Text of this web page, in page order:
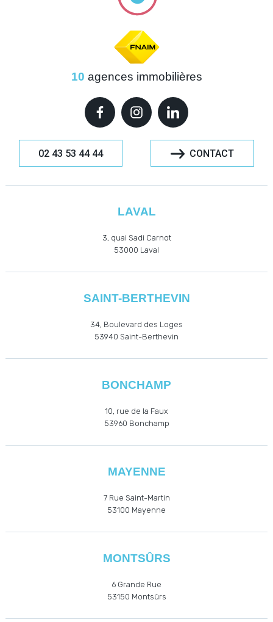
10 agences immobilières
02 43 53 44 44 CONTACT
LAVAL
3, quai Sadi Carnot
53000 Laval
SAINT-BERTHEVIN
34, Boulevard des Loges
53940 Saint-Berthevin
BONCHAMP
10, rue de la Faux
53960 Bonchamp
MAYENNE
7 Rue Saint-Martin
53100 Mayenne
MONTSÛRS
6 Grande Rue
53150 Montsûrs